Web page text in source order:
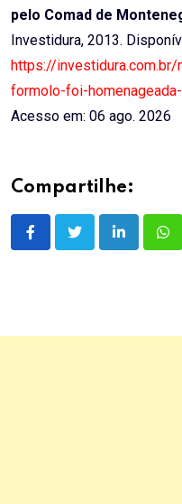
pelo Comad de
Investidura, 2013.
https://
formolo-foi-
Acesso em: 06 ago. 2026
Compartilhe:
LinkedIn